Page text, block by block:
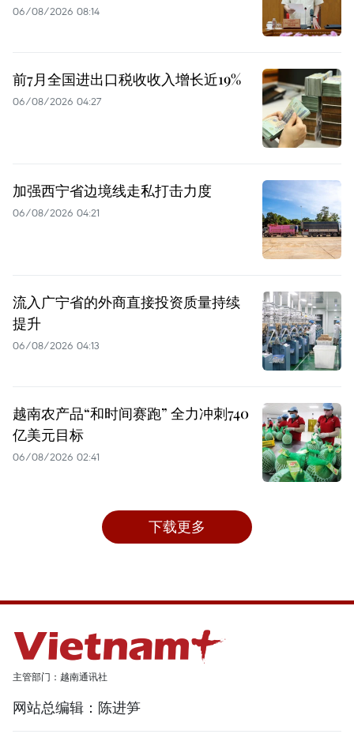
06/08/2026 08:14
前7月全国进出口税收收入增长近19%
06/08/2026 04:27
加强西宁省边境线走私打击力度
06/08/2026 04:21
流入广宁省的外商直接投资质量持续
提升
06/08/2026 04:13
越南农产品“和时间赛跑” 全力冲刺740
亿美元目标
06/08/2026 02:41
下载更多
主管部门：越南通讯社
网站总编辑：陈进笋